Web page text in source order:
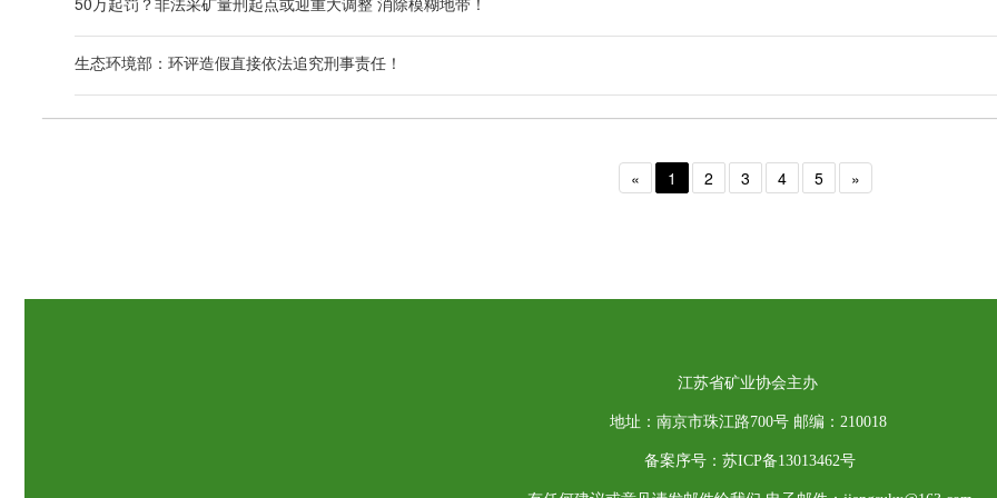
生态环境部：环评造假直接依法追究刑事责任！
« 1 2 3 4 5 »
江苏省矿业协会主办
地址：南京市珠江路700号 邮编：210018
备案序号：苏ICP备13013462号